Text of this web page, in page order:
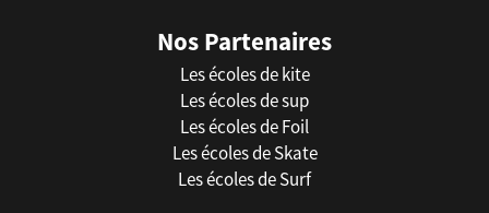
Nos Partenaires
Les écoles de kite
Les écoles de sup
Les écoles de Foil
Les écoles de Skate
Les écoles de Surf